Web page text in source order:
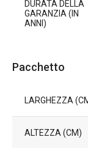
DURATA DELLA
GARANZIA (IN
ANNI)
Pacchetto
LARGHEZZA
ALTEZZA (CM)